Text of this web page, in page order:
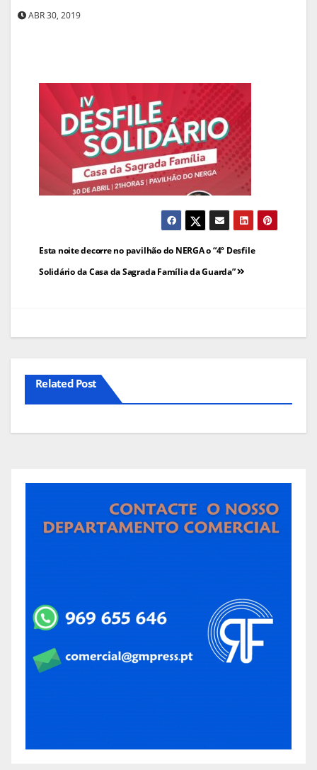
ABR 30, 2019
Navegação
de
Esta noite decorre no pavilhão do NERGA o “4º Desfile
Solidário da Casa da Sagrada Família da Guarda”
Related Post